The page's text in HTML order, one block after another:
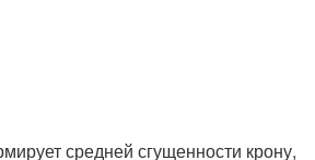
средней сгущенности крону,